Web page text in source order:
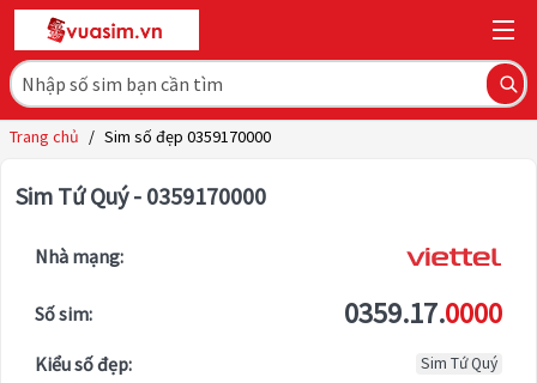
Trang chủ / Sim số đẹp 0359170000
Sim Tứ Quý - 0359170000
Nhà mạng:
Số sim: 0359.17.0000
Kiểu số đẹp: Sim Tứ Quý